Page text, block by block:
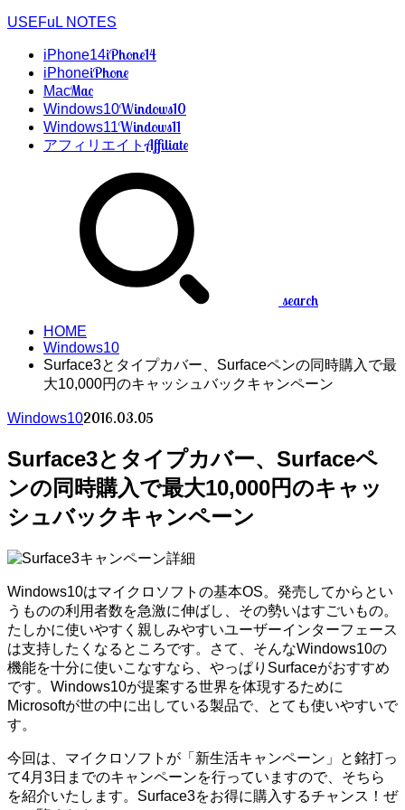
USEFuL NOTES
iPhone14iPhone14
iPhoneiPhone
MacMac
Windows10Windows10
Windows11Windows11
アフィリエイトAffiliate
search
HOME
Windows10
Surface3とタイプカバー、Surfaceペンの同時購入で最
大10,000円のキャッシュバックキャンペーン
Windows102016.03.05
Surface3とタイプカバー、Surfaceペ
ンの同時購入で最大10,000円のキャッ
シュバックキャンペーン
Windows10はマイクロソフトの基本OS。発売してからとい
うものの利用者数を急激に伸ばし、その勢いはすごいもの。
たしかに使いやすく親しみやすいユーザーインターフェース
は支持したくなるところです。さて、そんなWindows10の
機能を十分に使いこなすなら、やっぱりSurfaceがおすすめ
です。Windows10が提案する世界を体現するために
Microsoftが世の中に出している製品で、とても使いやすいで
す。
今回は、マイクロソフトが「新生活キャンペーン」と銘打っ
て4月3日までのキャンペーンを行っていますので、そちら
を紹介いたします。Surface3をお得に購入するチャンス！ぜ